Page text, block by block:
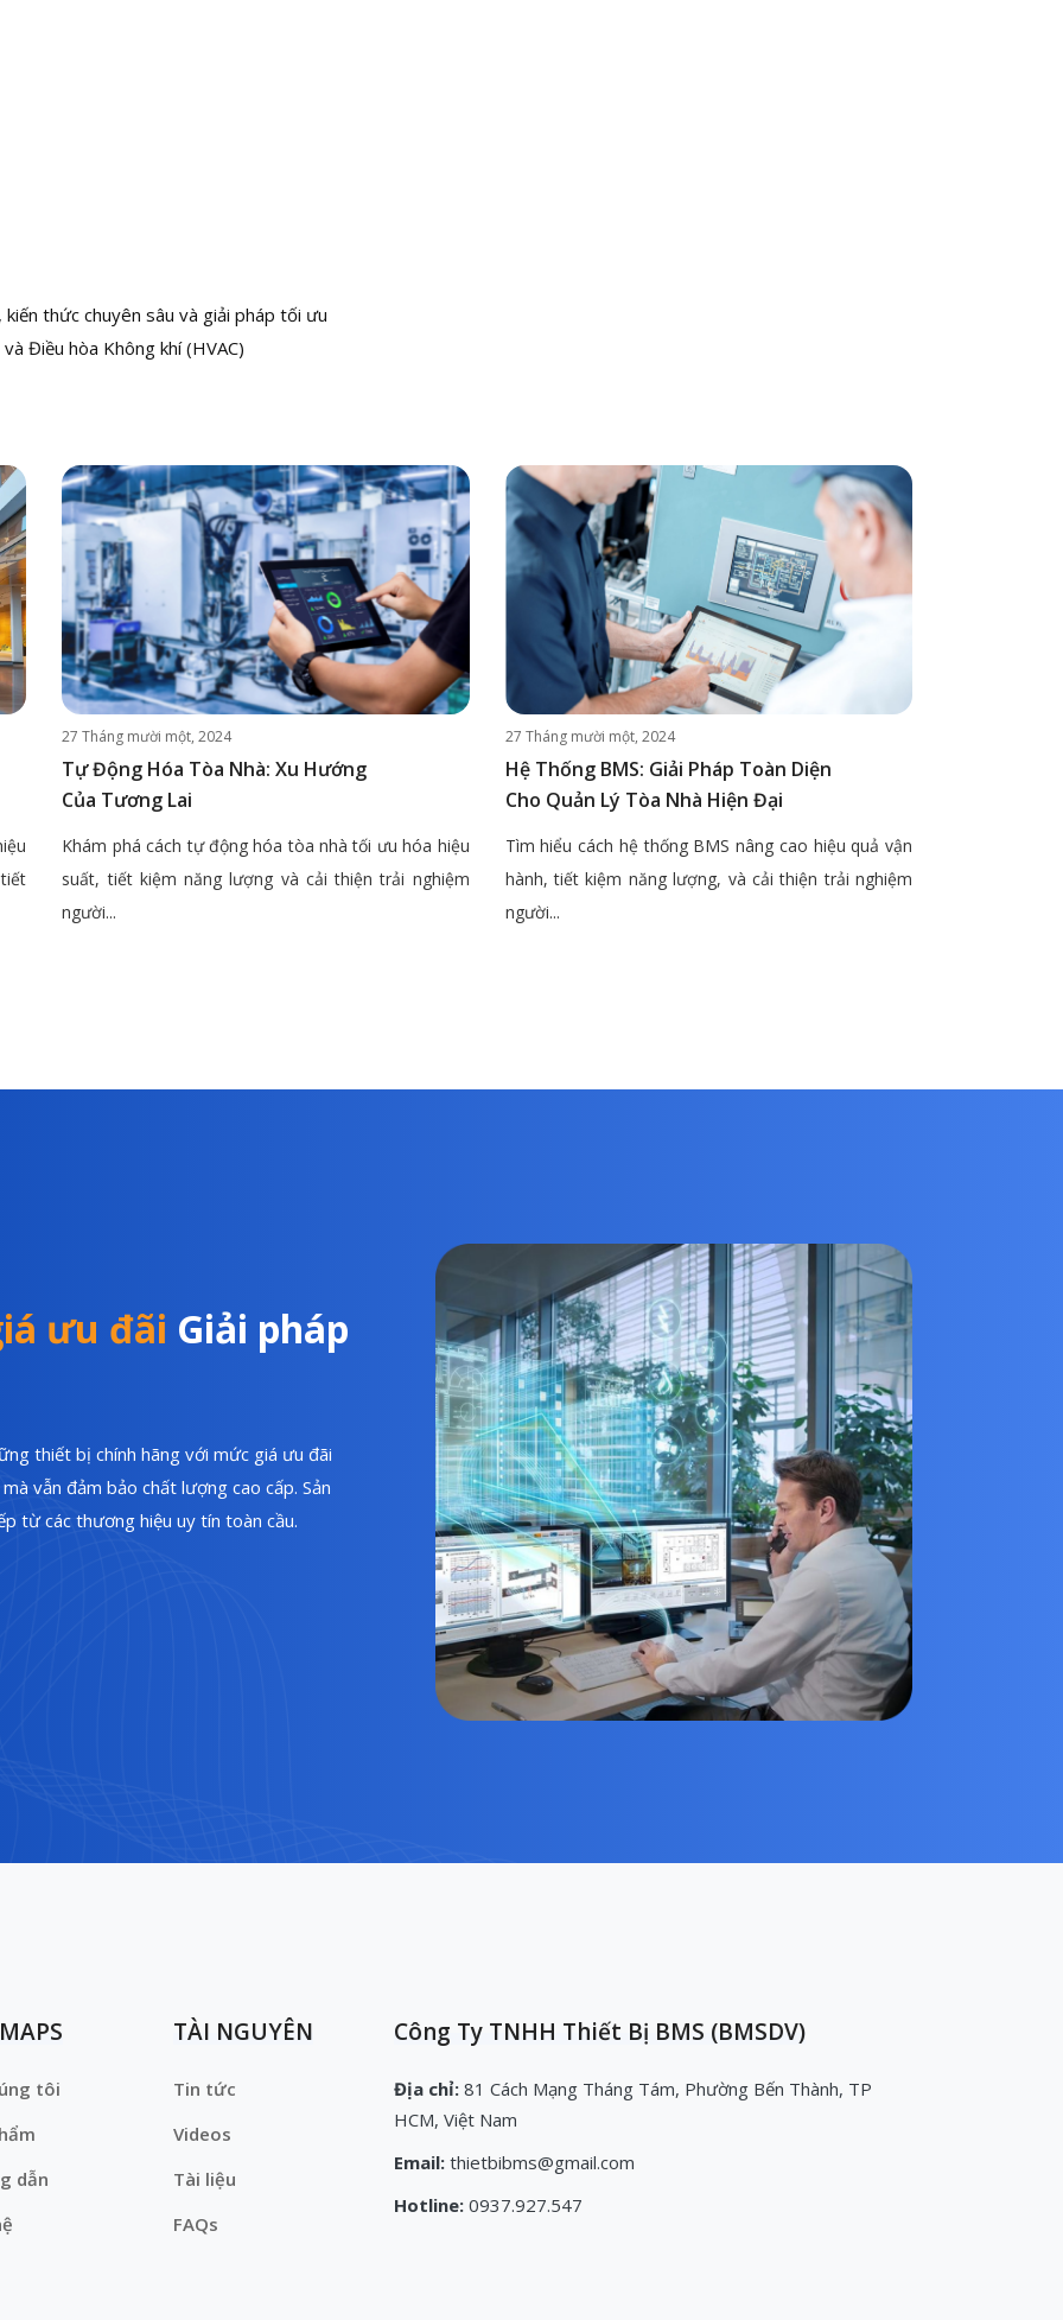
thức chuyên sâu và giải pháp tối ưu
Điều hòa Không khí (HVAC)
27 Tháng mười một, 2024
Tự Động Hóa Tòa Nhà: Xu Hướng
Của Tương Lai
Khám phá cách tự động hóa tòa nhà tối ưu hóa hiệu
suất, tiết kiệm năng lượng và cải thiện trải nghiệm
người...
27 Tháng mười một, 2024
Hệ Thống BMS: Giải Pháp Toàn Diện
Cho Quản Lý Tòa Nhà Hiện Đại
Tìm hiểu cách hệ thống BMS nâng cao hiệu quả vận
hành, tiết kiệm năng lượng, và cải thiện trải nghiệm
người...
ưu đãi Giải pháp
thiết bị chính hãng với mức giá ưu đãi
vẫn đảm bảo chất lượng cao cấp. Sản
từ các thương hiệu uy tín toàn cầu.
tôi
dẫn
TÀI NGUYÊN
Tin tức
Videos
Tài liệu
FAQs
Công Ty TNHH Thiết Bị BMS (BMSDV)
Địa chỉ: 81 Cách Mạng Tháng Tám, Phường Bến Thành, TP
HCM, Việt Nam
Email: thietbibms@gmail.com
Hotline: 0937.927.547